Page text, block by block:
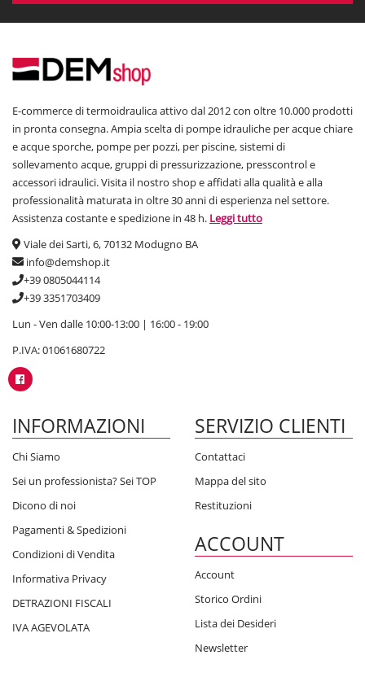
E-commerce di termoidraulica attivo dal 2012 con oltre 10.000 prodotti
in pronta consegna. Ampia scelta di pompe idrauliche per acque chiare
e acque sporche, pompe per pozzi, per piscine, sistemi di
sollevamento acque, gruppi di pressurizzazione, presscontrol e
accessori idraulici. Visita il nostro shop e affidati alla qualità e alla
professionalità maturata in oltre 30 anni di esperienza nel settore.
Assistenza costante e spedizione in 48 h. Leggi tutto
Viale dei Sarti, 6, 70132 Modugno BA
info@demshop.it
+39 0805044114
+39 3351703409
Lun - Ven dalle 10:00-13:00 | 16:00 - 19:00
P.IVA: 01061680722
INFORMAZIONI
Chi Siamo
Sei un professionista? Sei TOP
Dicono di noi
Pagamenti & Spedizioni
Condizioni di Vendita
Informativa Privacy
DETRAZIONI FISCALI
IVA AGEVOLATA
SERVIZIO CLIENTI
Contattaci
Mappa del sito
Restituzioni
ACCOUNT
Account
Storico Ordini
Lista dei Desideri
Newsletter